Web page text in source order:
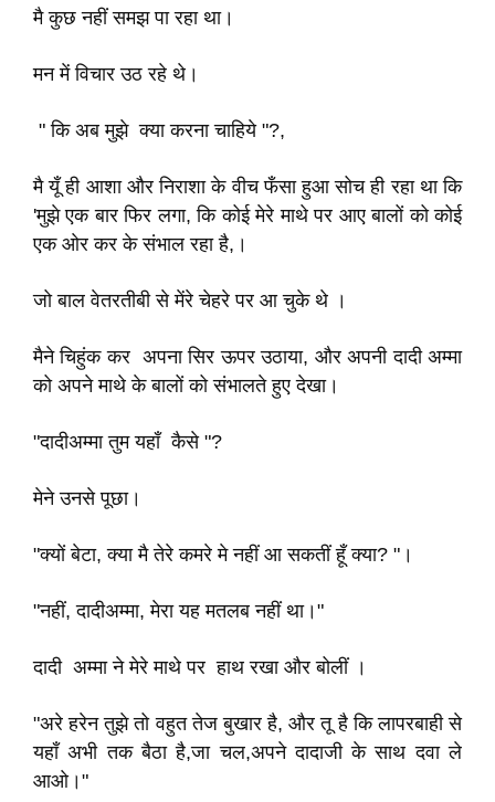
मै कुछ नहीं समझ पा रहा था।
मन में विचार उठ रहे थे।
" कि अब मुझे क्या करना चाहिये "?,
मै यूँ ही आशा और निराशा के वीच फँसा हुआ सोच ही रहा था कि
'मुझे एक बार फिर लगा, कि कोई मेरे माथे पर आए बालों को कोई
एक ओर कर के संभाल रहा है,।
जो बाल वेतरतीबी से मेंरे चेहरे पर आ चुके थे ।
मैने चिहुंक कर अपना सिर ऊपर उठाया, और अपनी दादी अम्मा
को अपने माथे के बालों को संभालते हुए देखा।
"दादीअम्मा तुम यहाँ कैसे "?
मेने उनसे पूछा।
"क्यों बेटा, क्या मै तेरे कमरे मे नहीं आ सकतीं हूँ क्या? "।
"नहीं, दादीअम्मा, मेरा यह मतलब नहीं था।"
दादी अम्मा ने मेरे माथे पर हाथ रखा और बोलीं ।
"अरे हरेन तुझे तो वहुत तेज बुखार है, और तू है कि लापरबाही से
यहाँ अभी तक बैठा है,जा चल,अपने दादाजी के साथ दवा ले
आओ।"